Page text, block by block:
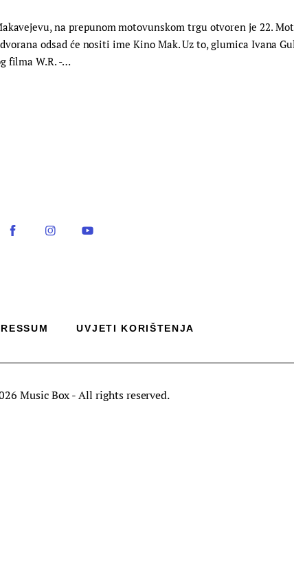
na prepunom motovunskom trgu otvoren je 22.
odsad će nositi ime Kino Mak. Uz to, glumica Ivana
filma W.R. -…
UVJETI KORIŠTENJA
Music Box - All rights reserved.